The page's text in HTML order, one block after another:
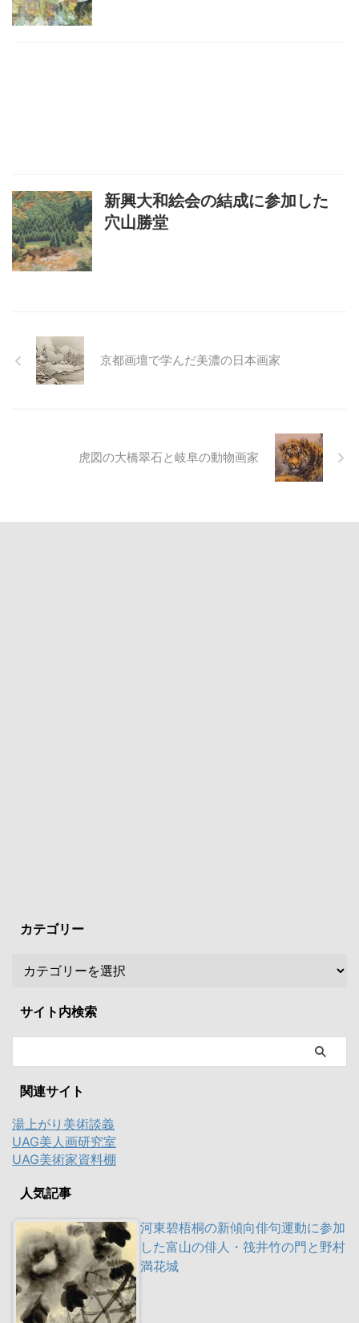
新興大和絵会の結成に参加した
穴山勝堂
京都画壇で学んだ美濃の日本画家
虎図の大橋翠石と岐阜の動物画家
カテゴリー
サイト内検索
関連サイト
湯上がり美術談義
UAG美人画研究室
UAG美術家資料棚
人気記事
河東碧梧桐の新傾向俳句運動に参加
した富山の俳人・筏井竹の門と野村
満花城